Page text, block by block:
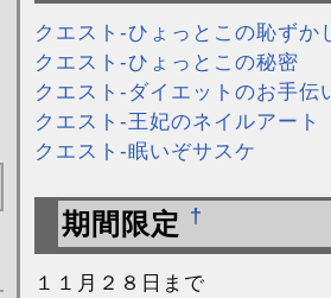
クエスト-ひょっとこの恥ずか
クエスト-ひょっとこの秘密
クエスト-ダイエットのお手伝
クエスト-王妃のネイルアート
クエスト-眠いぞサスケ
期間限定 †
１１月２８日まで